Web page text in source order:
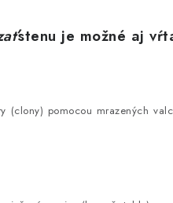
stenu je možné aj
(clony) pomocou mrazených